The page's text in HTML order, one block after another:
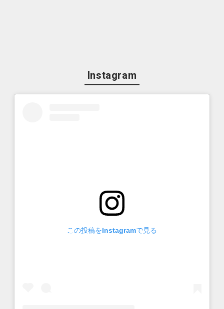
Instagram
この投稿をInstagramで見る